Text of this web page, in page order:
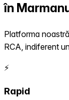
în
Platforma
RCA, indiferent
⚡
Rapid